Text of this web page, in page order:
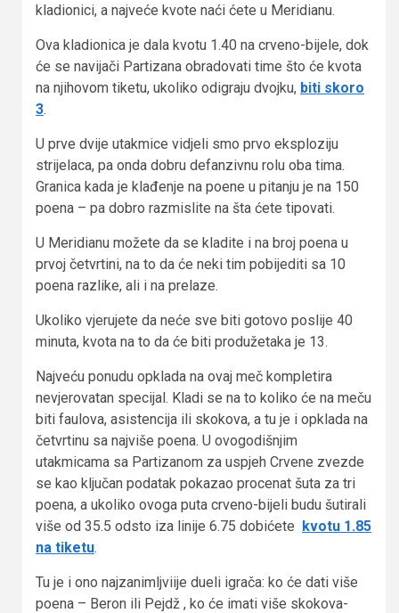
kladionici, a najveće kvote naći ćete u Meridianu.
Ova kladionica je dala kvotu 1.40 na crveno-bijele, dok
će se navijači Partizana obradovati time što će kvota
na njihovom tiketu, ukoliko odigraju dvojku, biti skoro
3.
U prve dvije utakmice vidjeli smo prvo eksploziju
strijelaca, pa onda dobru defanzivnu rolu oba tima.
Granica kada je klađenje na poene u pitanju je na 150
poena – pa dobro razmislite na šta ćete tipovati.
U Meridianu možete da se kladite i na broj poena u
prvoj četvrtini, na to da će neki tim pobijediti sa 10
poena razlike, ali i na prelaze.
Ukoliko vjerujete da neće sve biti gotovo poslije 40
minuta, kvota na to da će biti produžetaka je 13.
Najveću ponudu opklada na ovaj meč kompletira
nevjerovatan specijal. Kladi se na to koliko će na meču
biti faulova, asistencija ili skokova, a tu je i opklada na
četvrtinu sa najviše poena. U ovogodišnjim
utakmicama sa Partizanom za uspjeh Crvene zvezde
se kao ključan podatak pokazao procenat šuta za tri
poena, a ukoliko ovoga puta crveno-bijeli budu šutirali
više od 35.5 odsto iza linije 6.75 dobićete kvotu 1.85
na tiketu.
Tu je i ono najzanimljviije dueli igrača: ko će dati više
poena – Beron ili Pejdž , ko će imati više skokova-